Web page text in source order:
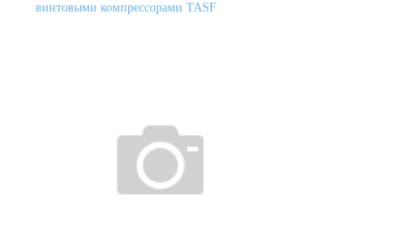
винтовыми компрессорами TASF